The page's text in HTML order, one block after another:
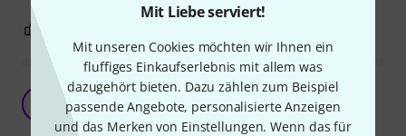
Mit Liebe serviert!
Mit unseren Cookies möchten wir Ihnen ein
fluffiges Einkaufserlebnis mit allem was
dazugehört bieten. Dazu zählen zum Beispiel
passende Angebote, personalisierte Anzeigen
und das Merken von Einstellungen. Wenn das für
super aber einen Wunsch habe ich noch
Michael K. 771 25.02.2014